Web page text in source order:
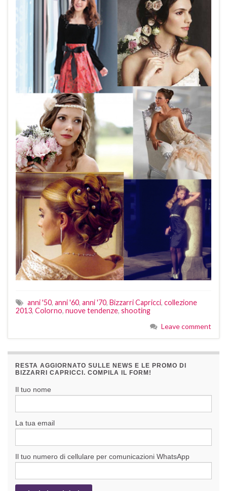
anni '50, anni '60, anni '70, Bizzarri Capricci, collezione
2013, Colorno, nuove tendenze, shooting
Leave comment
RESTA AGGIORNATO SULLE NEWS E LE PROMO DI
BIZZARRI CAPRICCI. COMPILA IL FORM!
Il tuo nome
La tua email
Il tuo numero di cellulare per comunicazioni WhatsApp